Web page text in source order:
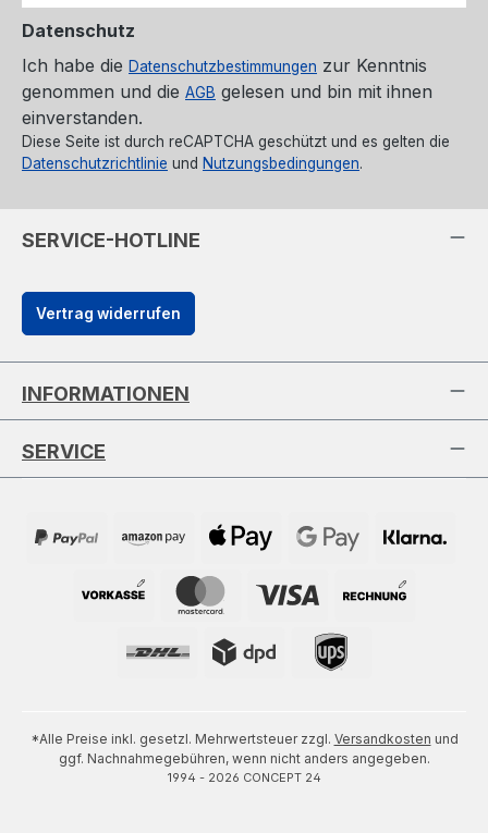
Datenschutz
Ich habe die Datenschutzbestimmungen zur Kenntnis
genommen und die AGB gelesen und bin mit ihnen
einverstanden.
Diese Seite ist durch reCAPTCHA geschützt und es gelten die
Datenschutzrichtlinie und Nutzungsbedingungen.
SERVICE-HOTLINE
Vertrag widerrufen
INFORMATIONEN
SERVICE
*Alle Preise inkl. gesetzl. Mehrwertsteuer zzgl. Versandkosten und
ggf. Nachnahmegebühren, wenn nicht anders angegeben.
1994 - 2026 CONCEPT 24